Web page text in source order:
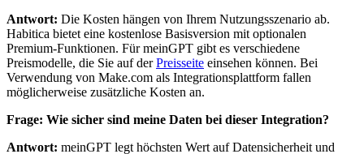
Antwort: Die Kosten hängen von Ihrem Nutzungsszenario ab.
Habitica bietet eine kostenlose Basisversion mit optionalen
Premium-Funktionen. Für meinGPT gibt es verschiedene
Preismodelle, die Sie auf derPreisseite einsehen können. Bei
Verwendung von Make.com als Integrationsplattform fallen
möglicherweise zusätzliche Kosten an.
Frage: Wie sicher sind meine Daten bei dieser Integration?
Antwort: meinGPT legt höchsten Wert auf Datensicherheit und